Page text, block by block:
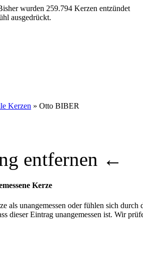
wurden 259.794 Kerzen entzündet
ausgedrückt.
Kerzen » Otto BIBER
entfernen ←
Kerze
als unangemessen oder fühlen sich
dieser Eintrag unangemessen ist. Wir